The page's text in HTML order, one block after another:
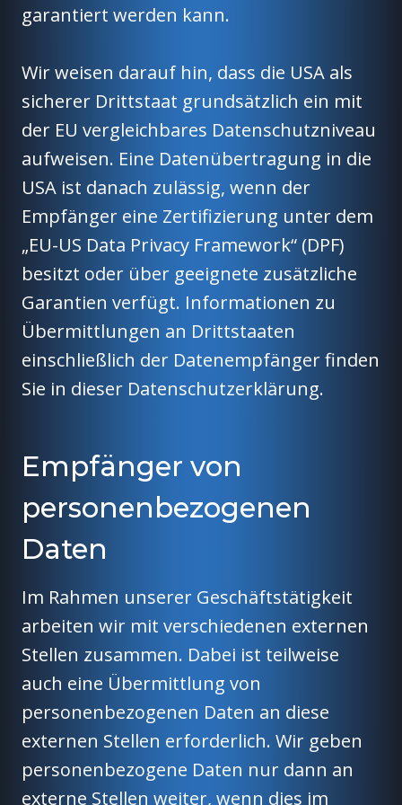
garantiert werden kann.
Wir weisen darauf hin, dass die USA als
sicherer Drittstaat grundsätzlich ein mit
der EU vergleichbares Datenschutzniveau
aufweisen. Eine Datenübertragung in die
USA ist danach zulässig, wenn der
Empfänger eine Zertifizierung unter dem
„EU-US Data Privacy Framework“ (DPF)
besitzt oder über geeignete zusätzliche
Garantien verfügt. Informationen zu
Übermittlungen an Drittstaaten
einschließlich der Datenempfänger finden
Sie in dieser Datenschutzerklärung.
Empfänger von
personenbezogenen
Daten
Im Rahmen unserer Geschäftstätigkeit
arbeiten wir mit verschiedenen externen
Stellen zusammen. Dabei ist teilweise
auch eine Übermittlung von
personenbezogenen Daten an diese
externen Stellen erforderlich. Wir geben
personenbezogene Daten nur dann an
externe Stellen weiter, wenn dies im